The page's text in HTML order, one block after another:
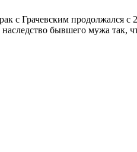
с Грачевским продолжался с
бывшего мужа так,